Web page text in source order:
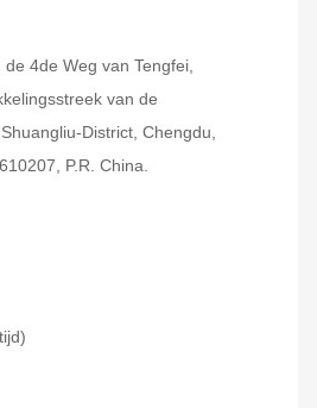
4de Weg van Tengfei,
van de
District, Chengdu,
P.R. China.